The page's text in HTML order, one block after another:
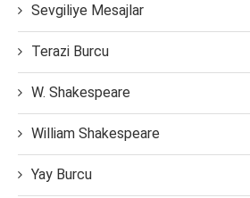
Sevgiliye Mesajlar
Terazi Burcu
W. Shakespeare
William Shakespeare
Yay Burcu